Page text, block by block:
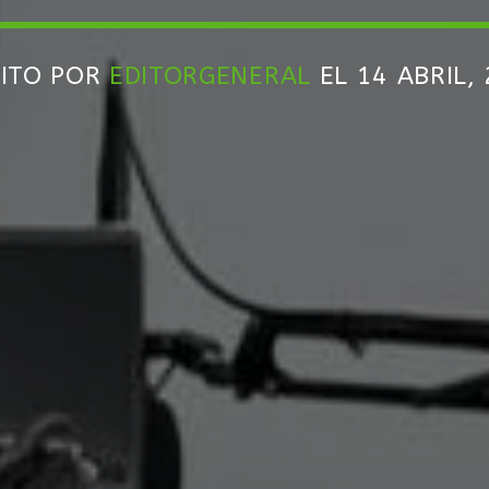
POREDITORGENERAL EL 14 ABRIL,